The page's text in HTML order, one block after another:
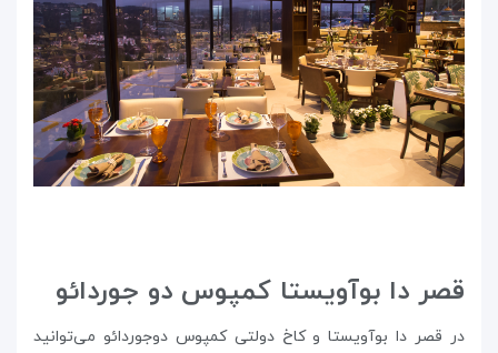
قصر دا بوآویستا کمپوس دو جوردائو
در قصر دا بوآویستا و کاخ دولتی کمپوس دوجوردائو می‌توانید